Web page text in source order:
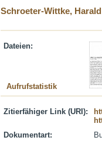
Schroeter-Wittke, Harald
Dateien:
Aufrufstatistik
Zitierfähiger Link (URI):
Dokumentart: